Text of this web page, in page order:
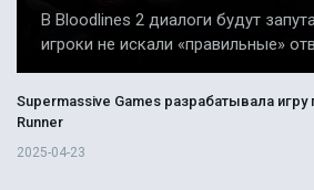
В Bloodlines 2 диалоги будут
игроки не искали «правильные»
Supermassive Games разрабатывала
Runner
2025-04-23